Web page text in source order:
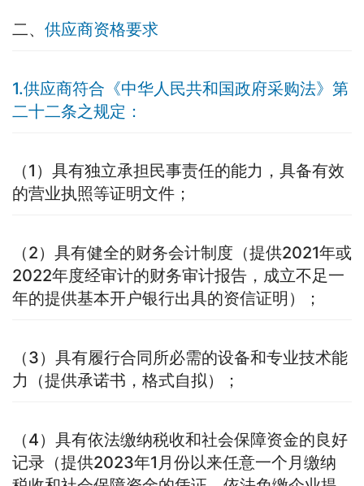
二、 供应商资格要求
1.供应商符合《中华人民共和国政府采购法》第
二十二条之规定：
（1）具有独立承担民事责任的能力，具备有效
的营业执照等证明文件；
（2）具有健全的财务会计制度（提供2021年或
2022年度经审计的财务审计报告，成立不足一
年的提供基本开户银行出具的资信证明）；
（3）具有履行合同所必需的设备和专业技术能
力（提供承诺书，格式自拟）；
（4）具有依法缴纳税收和社会保障资金的良好
记录（提供2023年1月份以来任意一个月缴纳